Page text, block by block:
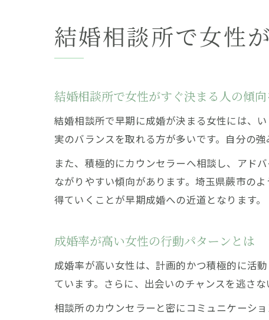
結婚相談所で女性
結婚相談所で女性がすぐ決まる人の傾
結婚相談所で早期に成婚が決まる女性には、
実のバランスを取れる方が多いです。自分の
また、積極的にカウンセラーへ相談し、アド
ながりやすい傾向があります。埼玉県蕨市の
得ていくことが早期成婚への近道となります。
成婚率が高い女性の行動パターンとは
成婚率が高い女性は、計画的かつ積極的に活
ています。さらに、出会いのチャンスを逃さ
相談所のカウンセラーと密にコミュニケーシ